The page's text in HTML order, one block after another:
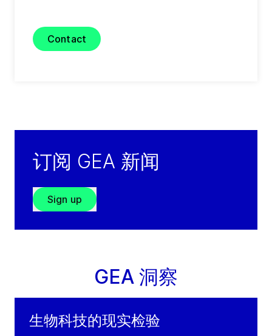
Contact
订阅 GEA 新闻
Sign up
GEA 洞察
生物科技的现实检验